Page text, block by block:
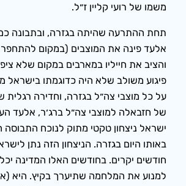
משמו של רועי קליין ז״ל.
תחת ההתרעה שהיתה בגזרה, ובתבונה
אלעד פינה את המוצבים (במקום
והציב את חייליו במארבים במקום שלא
פיגוע משולב שלא היה כדוגמתו בישראל
על כל מוצבי צה״ל בגזרה, וחדירה רגלית
של חזבאלה למוצבי צה״ל ברג׳ר, אלעד
ישראל ניצחון טקטי מתוק לנוכח התבוסה
באותו היום בגזרה. הניצחון הזה נתן
חודשים יקרים. בחודשים האלו המדינה
למנוע את המלחמה שתיערך בקיץ. היא